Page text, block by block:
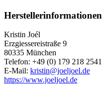
Herstellerinformationen
Kristin Joél
Erzgiessereistraße 9
80335 München
Telefon: +49 (0) 179 218 2541
E-Mail: kristin@joeljoel.de
https://www.joeljoel.de